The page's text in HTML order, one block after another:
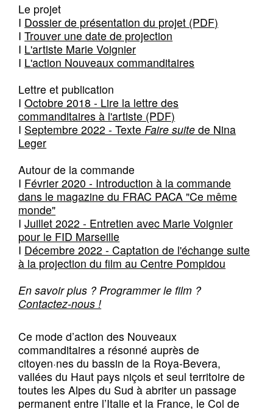
Le projet
I Dossier de présentation du projet (PDF)
ITrouver une date de projection
I L'artiste Marie Voignier
I L'action Nouveaux commanditaires
Lettre et publication
IOctobre 2018 - Lire la lettre des
commanditaires à l'artiste (PDF)
I Septembre 2022 - Texte Faire suite de Nina
Leger
Autour de la commande
I Février 2020 - Introduction à la commande
dans le magazine du FRAC PACA "Ce même
monde"
IJuillet 2022 - Entretien avec Marie Voignier
pour le FID Marseille
I Décembre 2022 - Captation de l'échange suite
à la projection du film au Centre Pompidou
En savoir plus ? Programmer le film ?
Contactez-nous !
Ce mode d’action des Nouveaux
commanditaires a résonné auprès de
citoyen·nes du bassin de la Roya-Bevera,
vallées du Haut pays niçois et seul territoire de
toutes les Alpes du Sud à abriter un passage
permanent entre l’Italie et la France, le Col de